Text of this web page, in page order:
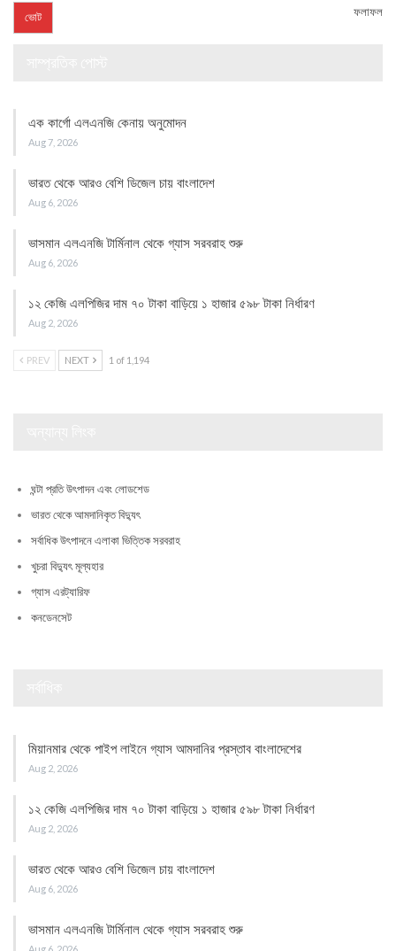
ফলাফল
এক কার্গো এলএনজি কেনায় অনুমোদন
Aug 7, 2026
ভারত থেকে আরও বেশি ডিজেল চায় বাংলাদেশ
Aug 6, 2026
ভাসমান এলএনজি টার্মিনাল থেকে গ্যাস সরবরাহ শুরু
Aug 6, 2026
১২ কেজি এলপিজির দাম ৭০ টাকা বাড়িয়ে ১ হাজার ৫৯৮ টাকা নির্ধারণ
Aug 2, 2026
PREV NEXT 1 of 1,194
ঘন্টা প্রতি উৎপাদন এবং লোডশেড
ভারত থেকে আমদানিকৃত বিদ্যুৎ
সর্বাধিক উৎপাদনে এলাকা ভিত্তিক সরবরাহ
খুচরা বিদ্যুৎ মূল্যহার
গ্যাস এরট্যারিফ
কনডেনসেট
মিয়ানমার থেকে পাইপ লাইনে গ্যাস আমদানির প্রস্তাব বাংলাদেশের
Aug 2, 2026
১২ কেজি এলপিজির দাম ৭০ টাকা বাড়িয়ে ১ হাজার ৫৯৮ টাকা নির্ধারণ
Aug 2, 2026
ভারত থেকে আরও বেশি ডিজেল চায় বাংলাদেশ
Aug 6, 2026
ভাসমান এলএনজি টার্মিনাল থেকে গ্যাস সরবরাহ শুরু
Aug 6, 2026